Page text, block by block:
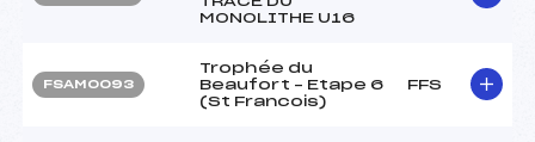
MONOLITHE U16
FSAM0093
Trophée du
Beaufort – Etape 6
(St Francois)
FFS